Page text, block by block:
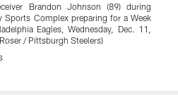
Brandon Johnson (89) during
Sports Complex preparing for a Week
Eagles, Wednesday, Dec. 11,
/ Pittsburgh Steelers)